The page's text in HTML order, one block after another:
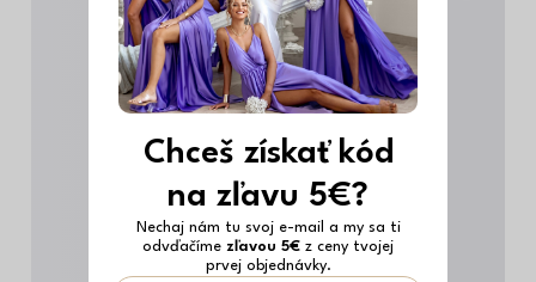
Chceš získať kód
na zľavu 5€?
Nechaj nám tu svoj e-mail a my sa ti
odvďačíme zľavou 5€ z ceny tvojej
prvej objednávky.